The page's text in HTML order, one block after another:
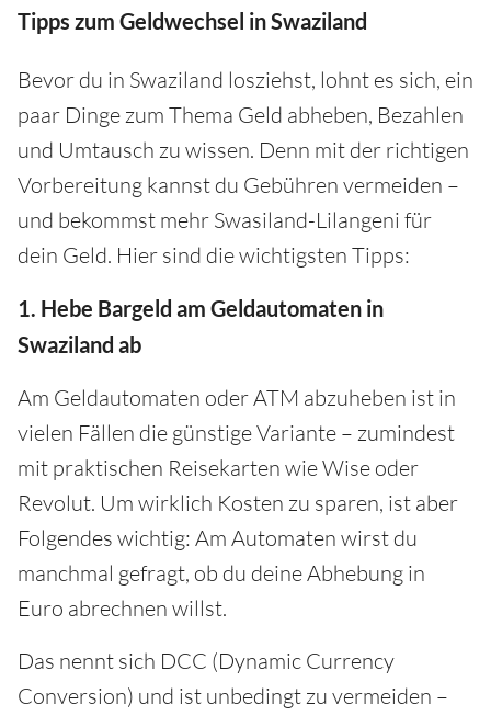
Tipps zum Geldwechsel in Swaziland
Bevor du in Swaziland losziehst, lohnt es sich, ein
paar Dinge zum Thema Geld abheben, Bezahlen
und Umtausch zu wissen. Denn mit der richtigen
Vorbereitung kannst du Gebühren vermeiden –
und bekommst mehr Swasiland-Lilangeni für
dein Geld. Hier sind die wichtigsten Tipps:
1. Hebe Bargeld am Geldautomaten in
Swaziland ab
Am Geldautomaten oder ATM abzuheben ist in
vielen Fällen die günstige Variante – zumindest
mit praktischen Reisekarten wie Wise oder
Revolut. Um wirklich Kosten zu sparen, ist aber
Folgendes wichtig: Am Automaten wirst du
manchmal gefragt, ob du deine Abhebung in
Euro abrechnen willst.
Das nennt sich DCC (Dynamic Currency
Conversion) und ist unbedingt zu vermeiden –